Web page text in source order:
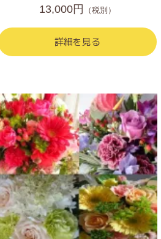
13,000円
（税別）
詳細を見る